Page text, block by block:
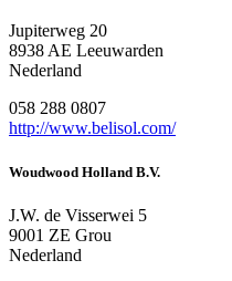
Jupiterweg 20
8938 AE Leeuwarden
Nederland
058 288 0807
http://www.belisol.com/
Woudwood Holland B.V.
J.W. de Visserwei 5
9001 ZE Grou
Nederland